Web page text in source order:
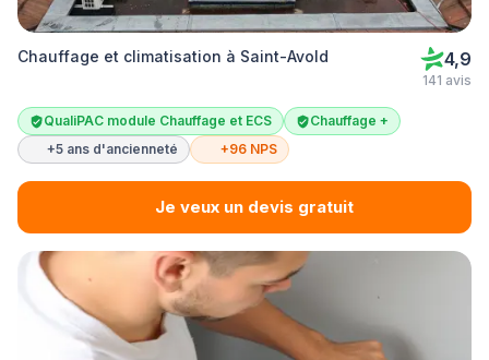
Chauffage et climatisation à Saint-Avold 4,9
141 avis
QualiPAC module Chauffage et ECS
Chauffage +
+5 ans d'ancienneté
+96 NPS
Je veux un devis gratuit